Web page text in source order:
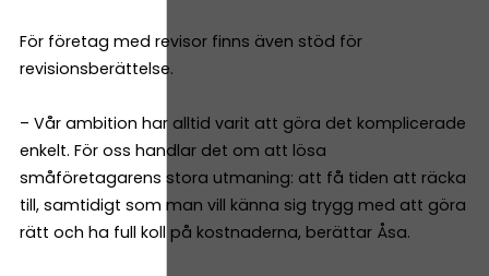
För företag med revisor finns även stöd för
revisionsberättelse.
– Vår ambition har alltid varit att göra det komplicerade
enkelt. För oss handlar det om att lösa
småföretagarens stora utmaning: att få tiden att räcka
till, samtidigt som man vill känna sig trygg med att göra
rätt och ha full koll på kostnaderna, berättar Åsa.